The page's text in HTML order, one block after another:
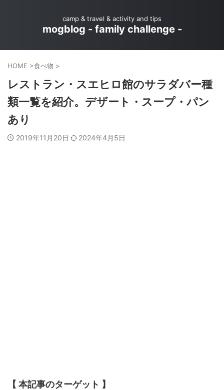
camp & travel & activity and tips
mogblog - family challenge -
HOME >食べ物 >
レストラン・スエヒロ館のサラダバー種
類一覧を紹介。デザート・スープ・パン
あり
2019年11月20日 2024年4月5日
【 本記事のターゲット 】